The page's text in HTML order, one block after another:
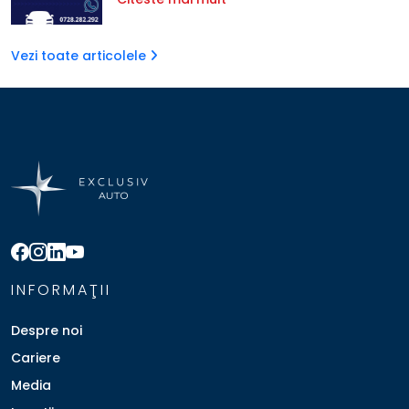
Vezi toate articolele
INFORMAŢII
Despre noi
Cariere
Media